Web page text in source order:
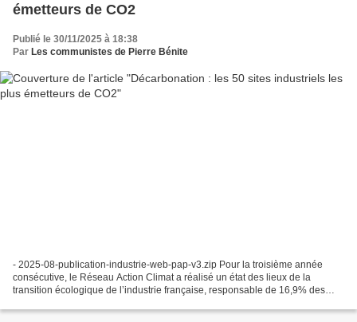
émetteurs de CO2
Publié le 30/11/2025 à 18:38
Par Les communistes de Pierre Bénite
- 2025-08-publication-industrie-web-pap-v3.zip Pour la troisième année
consécutive, le Réseau Action Climat a réalisé un état des lieux de la
transition écologique de l’industrie française, responsable de 16,9% des